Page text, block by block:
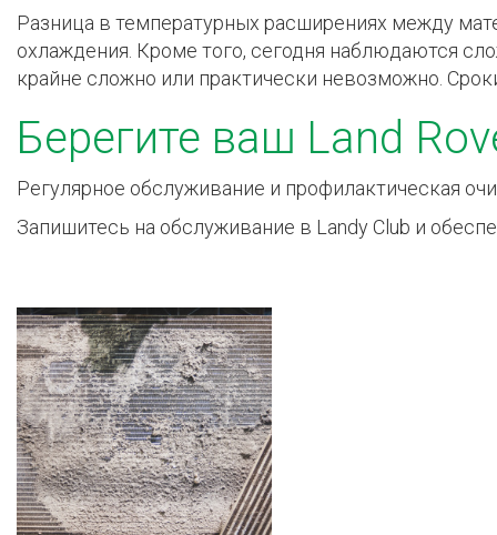
Разница в температурных расширениях между
охлаждения. Кроме того, сегодня наблюдаются
крайне сложно или практически невозможно.
Берегите ваш Land
Регулярное обслуживание и профилактическая
Запишитесь на обслуживание в Landy Club и